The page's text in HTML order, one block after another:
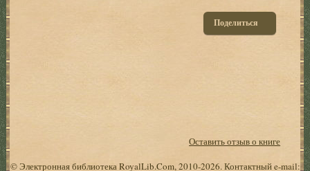
Поделиться
Оставить отзыв о книге
© Электронная библиотека RoyalLib.Com, 2010-2026. Контактный e-mail: